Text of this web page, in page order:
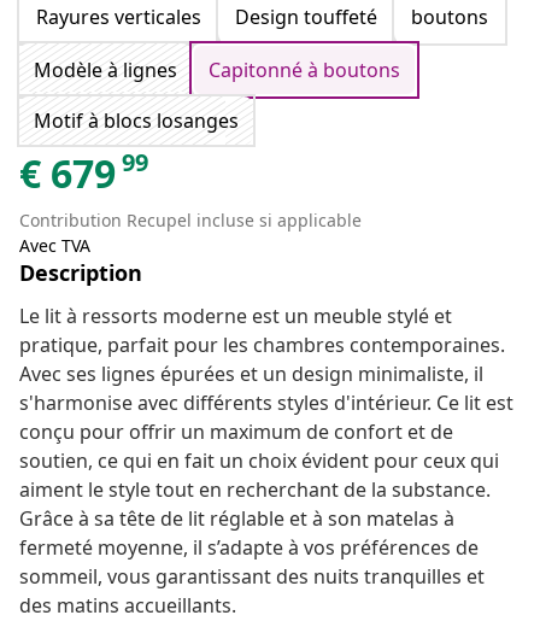
Rayures verticales
Design touffeté
boutons
Modèle à lignes
Capitonné à boutons
Motif à blocs losanges
€ 67999
Contribution Recupel incluse si applicable
Avec TVA
Description
Le lit à ressorts moderne est un meuble stylé et
pratique, parfait pour les chambres contemporaines.
Avec ses lignes épurées et un design minimaliste, il
s'harmonise avec différents styles d'intérieur. Ce lit est
conçu pour offrir un maximum de confort et de
soutien, ce qui en fait un choix évident pour ceux qui
aiment le style tout en recherchant de la substance.
Grâce à sa tête de lit réglable et à son matelas à
fermeté moyenne, il s’adapte à vos préférences de
sommeil, vous garantissant des nuits tranquilles et
des matins accueillants.